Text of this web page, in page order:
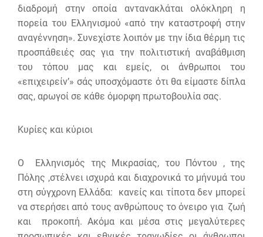
διαδρομή στην οποία αντανακλάται ολόκληρη η
πορεία του Ελληνισμού «από την καταστροφή στην
αναγέννηση». Συνεχίστε λοιπόν με την ίδια θέρμη τις
προσπάθειές σας για την πολιτιστική αναβάθμιση
του τόπου μας και εμείς, οι άνθρωποι του
«επιχειρείν’» σάς υποσχόμαστε ότι θα είμαστε δίπλα
σας, αρωγοί σε κάθε όμορφη πρωτοβουλία σας.
Κυρίες και κύριοι
Ο Ελληνισμός της Μικρασίας, του Πόντου , της
Πόλης ,στέλνει ισχυρά και διαχρονικά το μήνυμά του
στη σύγχρονη Ελλάδα: κανείς και τίποτα δεν μπορεί
να στερήσει από τους ανθρώπους το όνειρο για ζωή
και προκοπή. Ακόμα και μέσα στις μεγαλύτερες